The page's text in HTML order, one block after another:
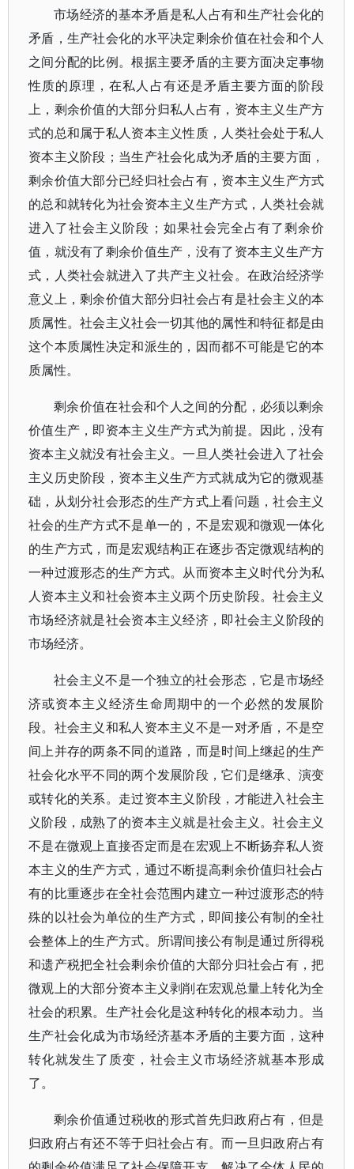
市场经济的基本矛盾是私人占有和生产社会化的
矛盾，生产社会化的水平决定剩余价值在社会和个人
之间分配的比例。根据主要矛盾的主要方面决定事物
性质的原理，在私人占有还是矛盾主要方面的阶段
上，剩余价值的大部分归私人占有，资本主义生产方
式的总和属于私人资本主义性质，人类社会处于私人
资本主义阶段；当生产社会化成为矛盾的主要方面，
剩余价值大部分已经归社会占有，资本主义生产方式
的总和就转化为社会资本主义生产方式，人类社会就
进入了社会主义阶段；如果社会完全占有了剩余价
值，就没有了剩余价值生产，没有了资本主义生产方
式，人类社会就进入了共产主义社会。在政治经济学
意义上，剩余价值大部分归社会占有是社会主义的本
质属性。社会主义社会一切其他的属性和特征都是由
这个本质属性决定和派生的，因而都不可能是它的本
质属性。
剩余价值在社会和个人之间的分配，必须以剩余
价值生产，即资本主义生产方式为前提。因此，没有
资本主义就没有社会主义。一旦人类社会进入了社会
主义历史阶段，资本主义生产方式就成为它的微观基
础，从划分社会形态的生产方式上看问题，社会主义
社会的生产方式不是单一的，不是宏观和微观一体化
的生产方式，而是宏观结构正在逐步否定微观结构的
一种过渡形态的生产方式。从而资本主义时代分为私
人资本主义和社会资本主义两个历史阶段。社会主义
市场经济就是社会资本主义经济，即社会主义阶段的
市场经济。
社会主义不是一个独立的社会形态，它是市场经
济或资本主义经济生命周期中的一个必然的发展阶
段。社会主义和私人资本主义不是一对矛盾，不是空
间上并存的两条不同的道路，而是时间上继起的生产
社会化水平不同的两个发展阶段，它们是继承、演变
或转化的关系。走过资本主义阶段，才能进入社会主
义阶段，成熟了的资本主义就是社会主义。社会主义
不是在微观上直接否定而是在宏观上不断扬弃私人资
本主义的生产方式，通过不断提高剩余价值归社会占
有的比重逐步在全社会范围内建立一种过渡形态的特
殊的以社会为单位的生产方式，即间接公有制的全社
会整体上的生产方式。所谓间接公有制是通过所得税
和遗产税把全社会剩余价值的大部分归社会占有，把
微观上的大部分资本主义剥削在宏观总量上转化为全
社会的积累。生产社会化是这种转化的根本动力。当
生产社会化成为市场经济基本矛盾的主要方面，这种
转化就发生了质变，社会主义市场经济就基本形成
了。
剩余价值通过税收的形式首先归政府占有，但是
归政府占有还不等于归社会占有。而一旦归政府占有